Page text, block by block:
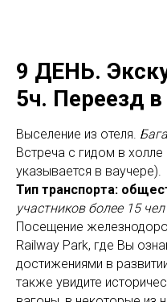
9 ДЕНЬ.
5ч. Переезд
Выселение из отеля.
Встреча с гидом в
указывается в ваучере).
Тип транспорта:
участников более 15
Посещение
Railway Park, где Вы
достижениями в
также увидите